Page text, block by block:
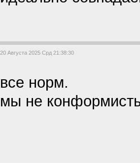
20 Августа 2025 Срд 21:38:30
все норм.
мы не